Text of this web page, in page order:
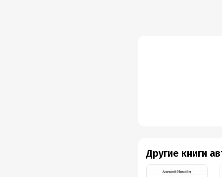
Другие книги